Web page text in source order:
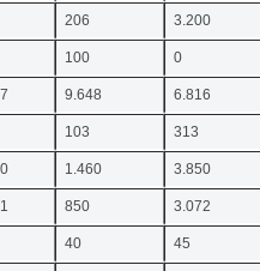
206 3.200
100 0
9.648 6.816
103 313
1.460 3.850
850 3.072
40 45